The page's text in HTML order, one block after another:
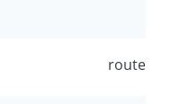
route